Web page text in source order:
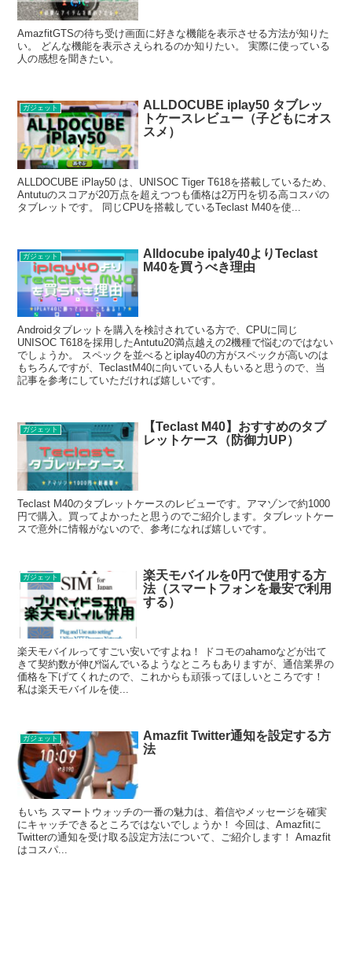
AmazfitGTSの待ち受け画面に好きな機能を表示させる方法が知りた
い。 どんな機能を表示さえられるのか知りたい。 実際に使っている
人の感想を聞きたい。
ガジェット
ALLDOCUBE iplay50 タブレッ
トケースレビュー（子どもにオス
スメ）
ALLDOCUBE iPlay50 は、UNISOC Tiger T618を搭載しているため、
Antutuのスコアが20万点を超えつつも価格は2万円を切る高コスパの
タブレットです。 同じCPUを搭載しているTeclast M40を使...
ガジェット
Alldocube ipaly40よりTeclast
M40を買うべき理由
Androidタブレットを購入を検討されている方で、CPUに同じ
UNISOC T618を採用したAntutu20満点越えの2機種で悩むのではない
でしょうか。 スペックを並べるとiplay40の方がスペックが高いのは
もちろんですが、TeclastM40に向いている人もいると思うので、当
記事を参考にしていただければ嬉しいです。
ガジェット
【Teclast M40】おすすめのタブ
レットケース（防御力UP）
Teclast M40のタブレットケースのレビューです。アマゾンで約1000
円で購入。買ってよかったと思うのでご紹介します。タブレットケー
スで意外に情報がないので、参考になれば嬉しいです。
ガジェット
楽天モバイルを0円で使用する方
法（スマートフォンを最安で利用
する）
楽天モバイルってすごい安いですよね！ ドコモのahamoなどが出て
きて契約数が伸び悩んでいるようなところもありますが、通信業界の
価格を下げてくれたので、これからも頑張ってほしいところです！
私は楽天モバイルを使...
ガジェット
Amazfit Twitter通知を設定する方
法
もいち スマートウォッチの一番の魅力は、着信やメッセージを確実
にキャッチできるところではないでしょうか！ 今回は、Amazfitに
Twitterの通知を受け取る設定方法について、ご紹介します！ Amazfit
はコスパ...